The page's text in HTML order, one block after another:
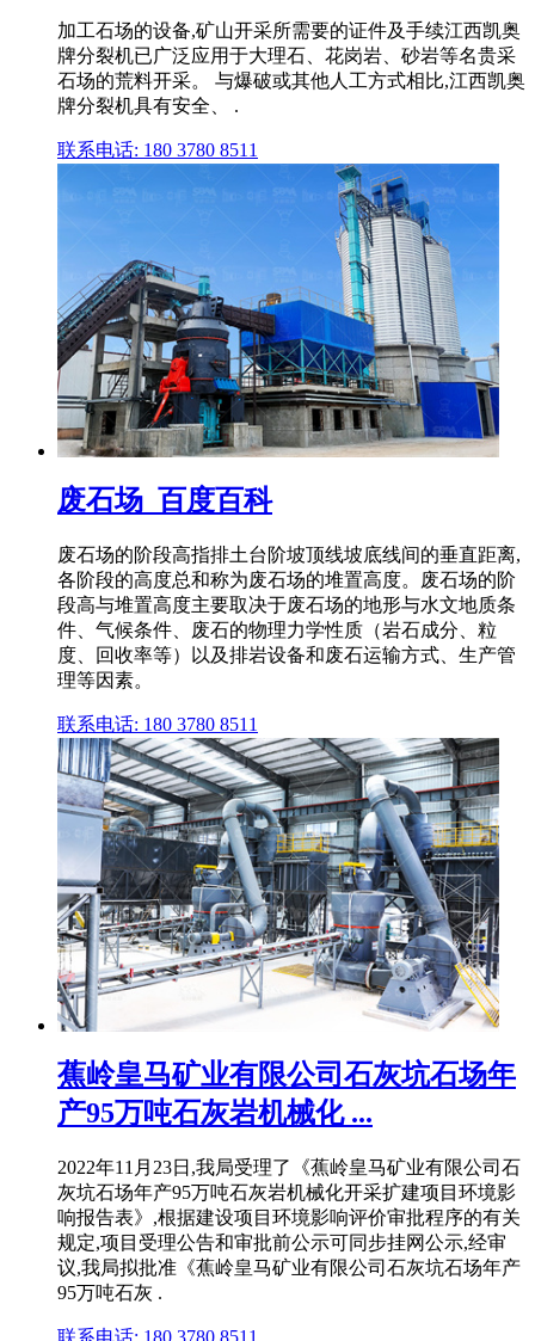
加工石场的设备,矿山开采所需要的证件及手续江西凯奥
牌分裂机已广泛应用于大理石、花岗岩、砂岩等名贵采
石场的荒料开采。 与爆破或其他人工方式相比,江西凯奥
牌分裂机具有安全、 .
联系电话: 180 3780 8511
废石场_百度百科
废石场的阶段高指排土台阶坡顶线坡底线间的垂直距离,
各阶段的高度总和称为废石场的堆置高度。废石场的阶
段高与堆置高度主要取决于废石场的地形与水文地质条
件、气候条件、废石的物理力学性质（岩石成分、粒
度、回收率等）以及排岩设备和废石运输方式、生产管
理等因素。
联系电话: 180 3780 8511
蕉岭皇马矿业有限公司石灰坑石场年
产95万吨石灰岩机械化 ...
2022年11月23日,我局受理了《蕉岭皇马矿业有限公司石
灰坑石场年产95万吨石灰岩机械化开采扩建项目环境影
响报告表》,根据建设项目环境影响评价审批程序的有关
规定,项目受理公告和审批前公示可同步挂网公示,经审
议,我局拟批准《蕉岭皇马矿业有限公司石灰坑石场年产
95万吨石灰 .
联系电话: 180 3780 8511